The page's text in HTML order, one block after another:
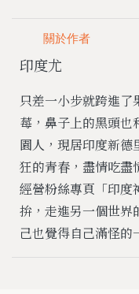
關於作者
印度尤
只差一小步就跨進
莓，鼻子上的黑頭也
園人，現居印度新德
狂的青春，盡情吃盡
經營粉絲專頁「印度
拚，走進另一個世界
己也覺得自己滿怪的